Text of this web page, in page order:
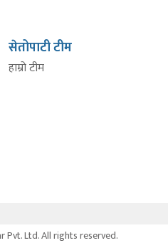
सेतोपाटी टीम
हाम्रो टीम
Ltd. All rights reserved.